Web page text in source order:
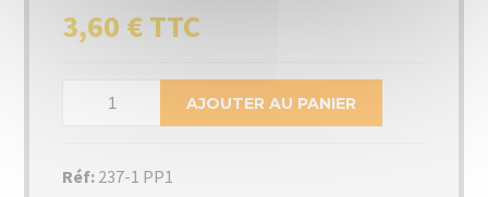
3,60 € TTC
AJOUTER AU PANIER
Réf: 237-1 PP1